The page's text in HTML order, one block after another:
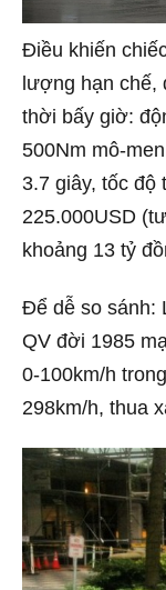
Điều khiến
lượng hạn chế,
thời bấy giờ:
500Nm mô-
3.7 giây, tốc độ
225.000USD
khoảng 13 tỷ
Để dễ so sánh:
QV đời 1985
0-100km/h
298km/h, thua